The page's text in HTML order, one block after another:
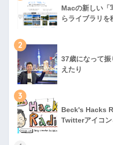
Macの新しい
らライブラリを
2
37歳になって
えたり
3
Beck's Hacks
Twitterアイコン